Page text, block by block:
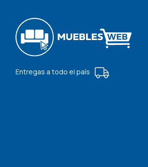
Entregas a todo el país